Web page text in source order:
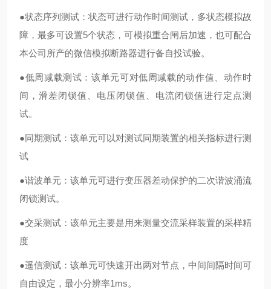
●状态序列测试：状态可进行动作时间测试，多状态模拟故
障，最多可设置5个状态，可模拟重合闸后加速，也可配合
本公司所产的微信模拟断路器进行备自投试验。
●低周减载测试：该单元可对低周减载的动作值、动作时
间，滑差闭锁值、电压闭锁值、电流闭锁值进行定点测
试。
●同期测试：该单元可以对测试同期装置的相关指标进行测
试
●谐波单元：该单元可进行变压器差动保护的二次谐波涌流
闭锁测试。
●交采测试：该单元主要是用来测量交流采样装置的采样精
度
●遥信测试：该单元可快速开出两对节点，中间间隔时间可
自由设定，最小分辨率1ms。